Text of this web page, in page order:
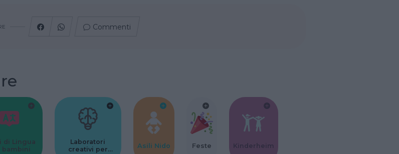
Commenti
di Lingua
bambini
Laboratori
creativi per
Asili Nido Feste Kinderheim